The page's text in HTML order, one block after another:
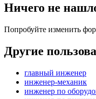
Ничего не
Попробуйте изменить
Другие
главный инженер
инженер-механик
инженер по